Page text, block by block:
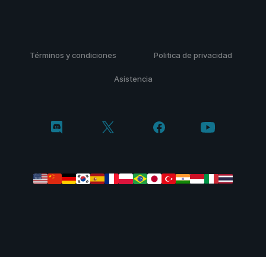
Términos y condiciones Politica de privacidad
Asistencia